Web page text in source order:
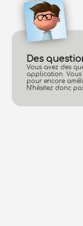
Des
Vous avez des
application. Vous
pour encore
N’hésitez donc